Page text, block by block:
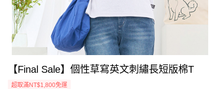
【Final Sale】個性草寫英文刺繡長短版棉T
超取滿NT$1,800免運